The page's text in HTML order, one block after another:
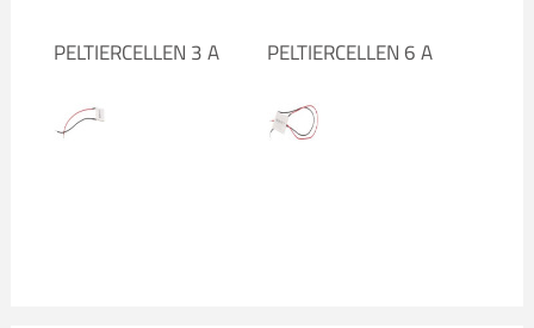
PELTIERCELLEN 3 A PELTIERCELLEN 6 A